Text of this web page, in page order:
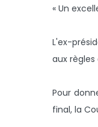
« Un
L'ex-
aux
Pour
final, la